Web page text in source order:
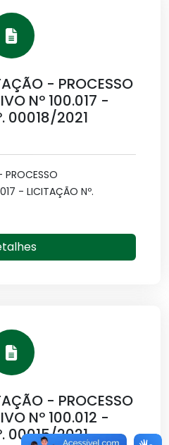
- PROCESSO
Nº 100.017 -
00018/2021
- LICITAÇÃO Nº.
- PROCESSO
Nº 100.012 -
00015/2021